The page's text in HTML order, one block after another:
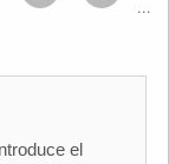
...
el